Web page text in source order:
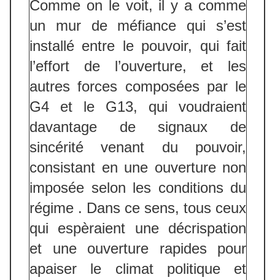
Comme on le voit, il y a comme
un mur de méfiance qui s’est
installé entre le pouvoir, qui fait
l’effort de l’ouverture, et les
autres forces composées par le
G4 et le G13, qui voudraient
davantage de signaux de
sincérité venant du pouvoir,
consistant en une ouverture non
imposée selon les conditions du
régime . Dans ce sens, tous ceux
qui espèraient une décrispation
et une ouverture rapides pour
apaiser le climat politique et